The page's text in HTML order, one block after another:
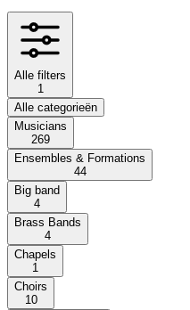
Alle filters
1
Alle categorieën
Musicians
269
Ensembles & Formations
44
Big band
4
Brass Bands
4
Chapels
1
Choirs
10